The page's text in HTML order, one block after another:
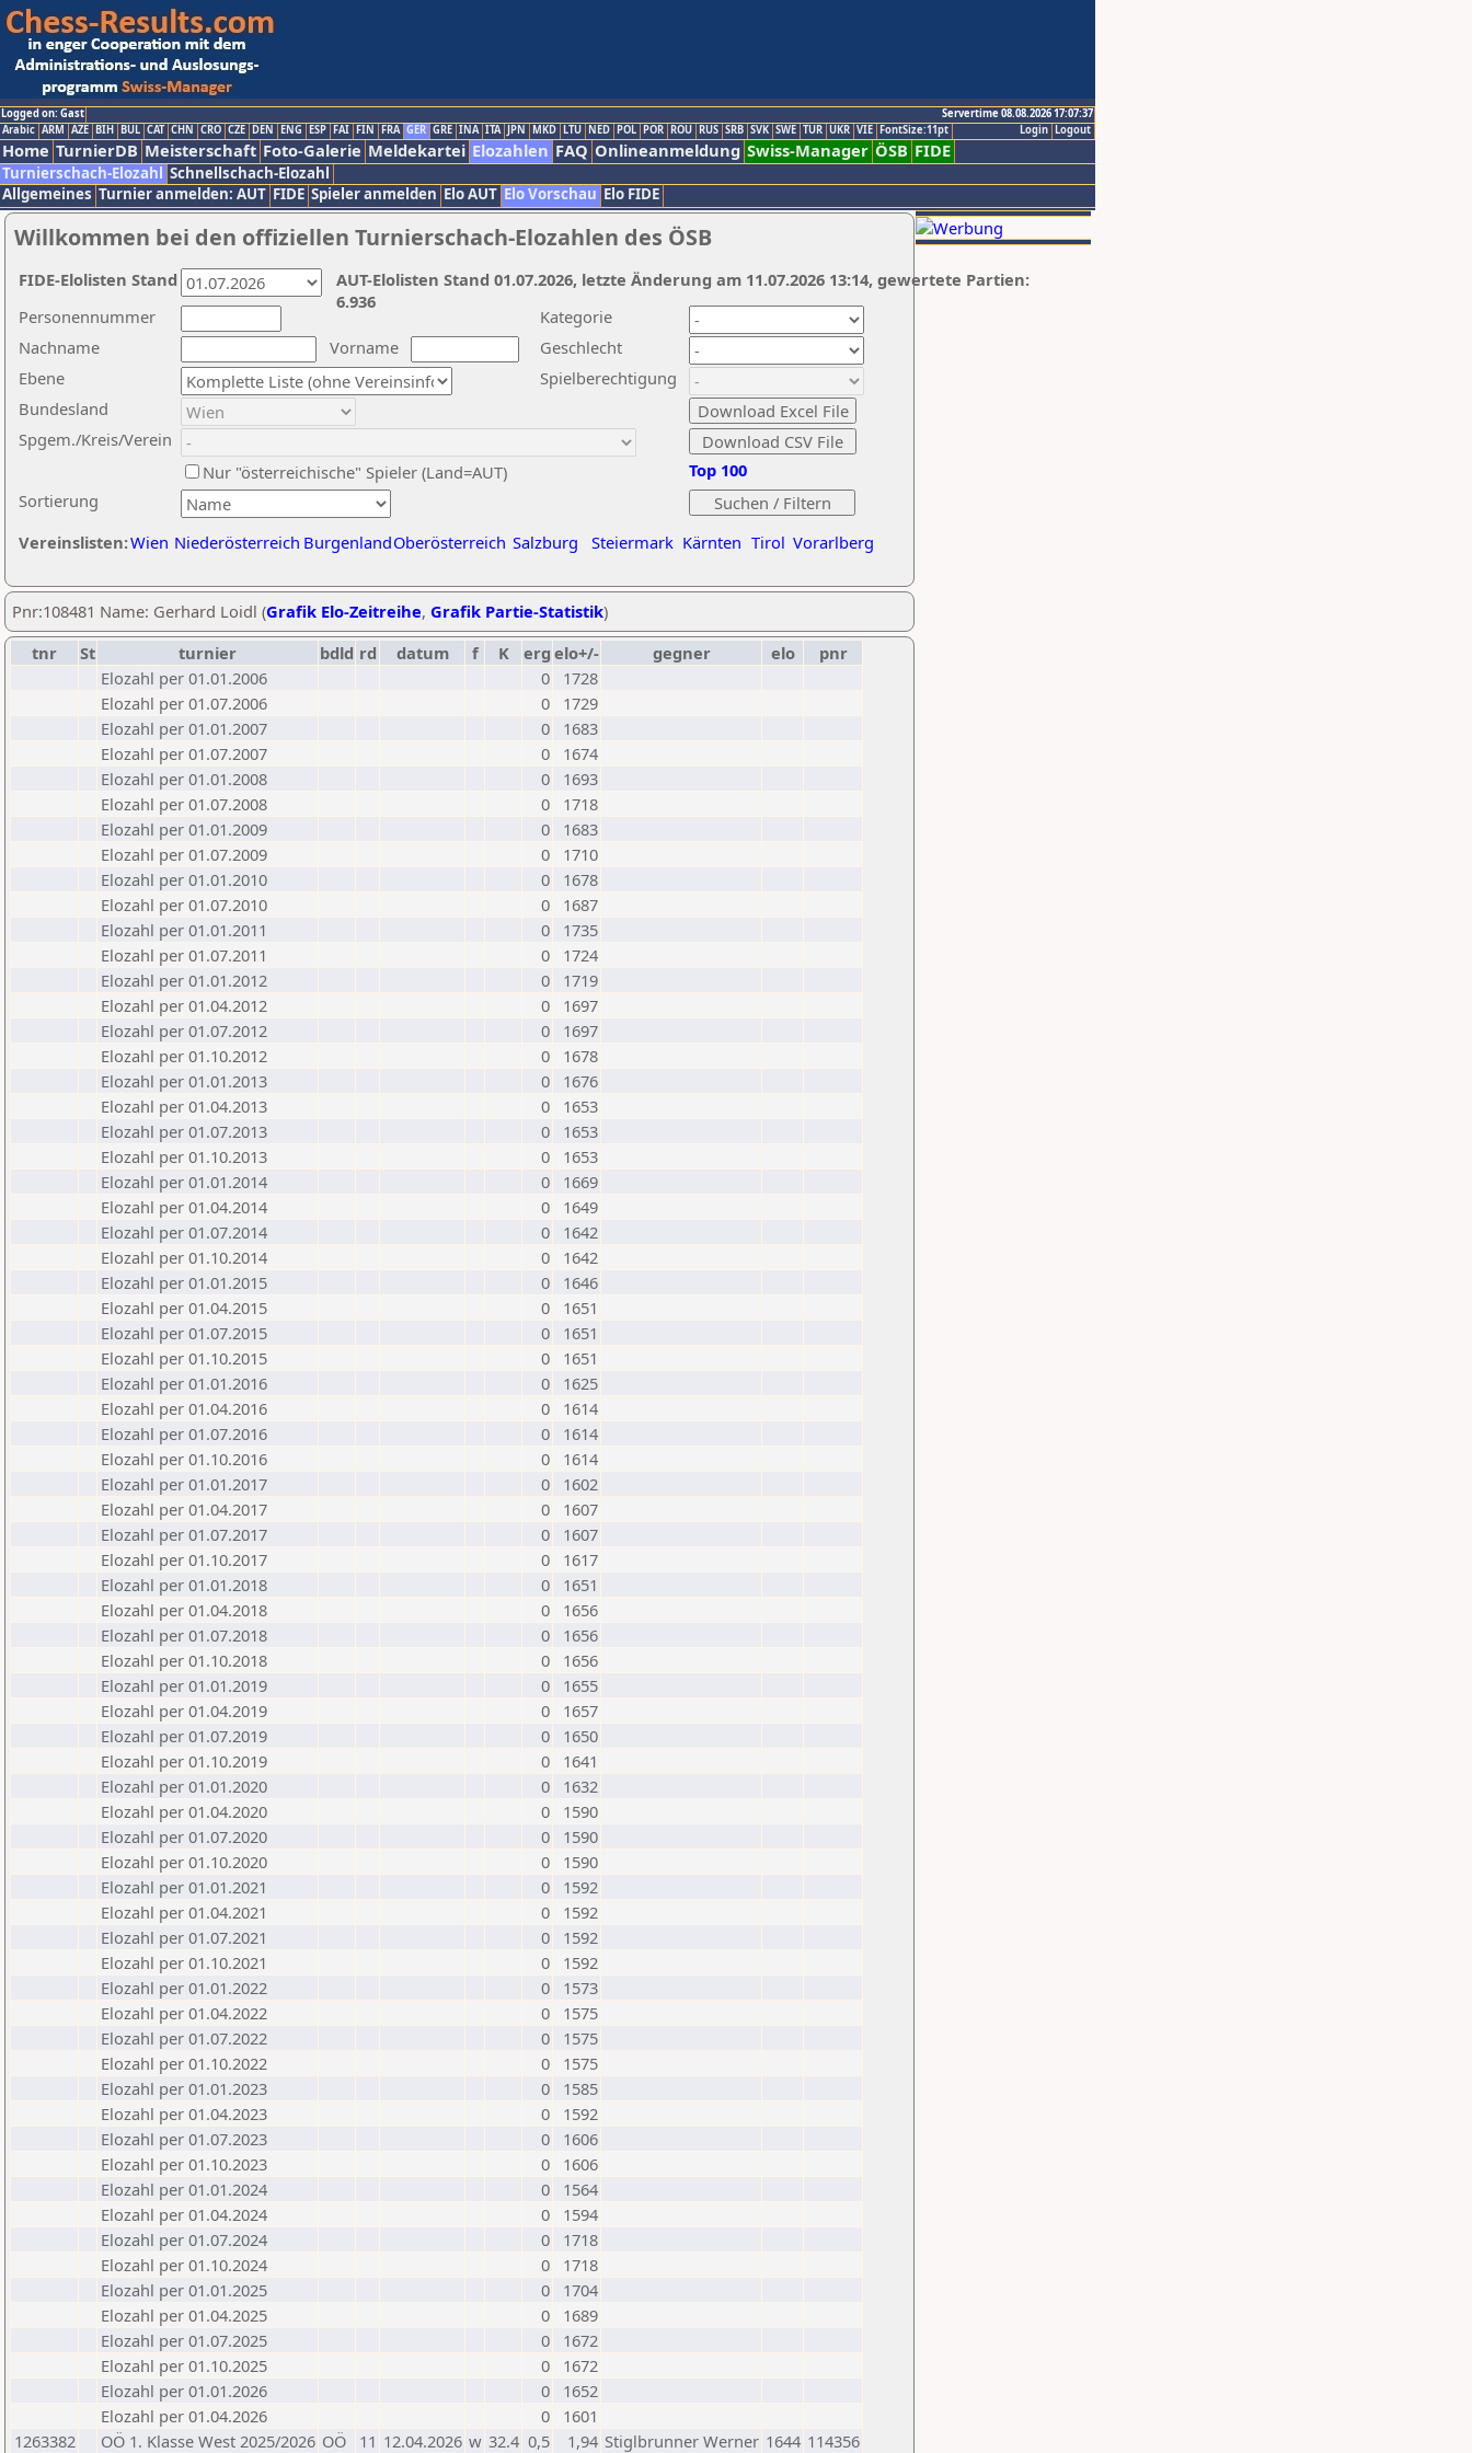
Logged on: Gast
Servertime 08.08.2026 17:07:37
Logout
Login
Arabic ARM AZE BIH BUL CAT CHN CRO CZE DEN ENG ESP FAI FIN FRA GER GRE INA ITA JPN MKD LTU NED POL POR ROU RUS SRB SVK SWE TUR UKR VIE FontSize:11pt
Home TurnierDB Meisterschaft Foto-Galerie Meldekartei Elozahlen FAQ Onlineanmeldung Swiss-Manager ÖSB FIDE
Turnierschach-Elozahl Schnellschach-Elozahl
Allgemeines Turnier anmelden: AUT FIDE Spieler anmelden Elo AUT Elo Vorschau Elo FIDE
Willkommen bei den offiziellen Turnierschach-Elozahlen des ÖSB
Nachname
Vorname
Ebene
Kategorie
Sortierung
Personennummer
Bundesland
Spgem./Kreis/Verein
Geschlecht
Nur "österreichische" Spieler (Land=AUT)
Spielberechtigung
Vereinslisten:Wien Niederösterreich BurgenlandOberösterreich Salzburg Steiermark Kärnten Tirol Vorarlberg
Top 100
AUT-Elolisten Stand 01.07.2026, letzte Änderung am 11.07.2026 13:14, gewertete Partien:
6.936
FIDE-Elolisten Stand
Pnr:108481 Name: Gerhard Loidl (Grafik Elo-Zeitreihe, Grafik Partie-Statistik)
tnr
St turnier bdld rd datum f K erg elo+/- gegner elo
pnr
Elozahl per 01.01.2006
0
1728
Elozahl per 01.07.2006
0
1729
Elozahl per 01.01.2007
0
1683
Elozahl per 01.07.2007
0
1674
Elozahl per 01.01.2008
0
1693
Elozahl per 01.07.2008
0
1718
Elozahl per 01.01.2009
0
1683
Elozahl per 01.07.2009
0
1710
Elozahl per 01.01.2010
0
1678
Elozahl per 01.07.2010
0
1687
Elozahl per 01.01.2011
0
1735
Elozahl per 01.07.2011
0
1724
Elozahl per 01.01.2012
0
1719
Elozahl per 01.04.2012
0
1697
Elozahl per 01.07.2012
0
1697
Elozahl per 01.10.2012
0
1678
Elozahl per 01.01.2013
0
1676
Elozahl per 01.04.2013
0
1653
Elozahl per 01.07.2013
0
1653
Elozahl per 01.10.2013
0
1653
Elozahl per 01.01.2014
0
1669
Elozahl per 01.04.2014
0
1649
Elozahl per 01.07.2014
0
1642
Elozahl per 01.10.2014
0
1642
Elozahl per 01.01.2015
0
1646
Elozahl per 01.04.2015
0
1651
Elozahl per 01.07.2015
0
1651
Elozahl per 01.10.2015
0
1651
Elozahl per 01.01.2016
0
1625
Elozahl per 01.04.2016
0
1614
Elozahl per 01.07.2016
0
1614
Elozahl per 01.10.2016
0
1614
Elozahl per 01.01.2017
0
1602
Elozahl per 01.04.2017
0
1607
Elozahl per 01.07.2017
0
1607
Elozahl per 01.10.2017
0
1617
Elozahl per 01.01.2018
0
1651
Elozahl per 01.04.2018
0
1656
Elozahl per 01.07.2018
0
1656
Elozahl per 01.10.2018
0
1656
Elozahl per 01.01.2019
0
1655
Elozahl per 01.04.2019
0
1657
Elozahl per 01.07.2019
0
1650
Elozahl per 01.10.2019
0
1641
Elozahl per 01.01.2020
0
1632
Elozahl per 01.04.2020
0
1590
Elozahl per 01.07.2020
0
1590
Elozahl per 01.10.2020
0
1590
Elozahl per 01.01.2021
0
1592
Elozahl per 01.04.2021
0
1592
Elozahl per 01.07.2021
0
1592
Elozahl per 01.10.2021
0
1592
Elozahl per 01.01.2022
0
1573
Elozahl per 01.04.2022
0
1575
Elozahl per 01.07.2022
0
1575
Elozahl per 01.10.2022
0
1575
Elozahl per 01.01.2023
0
1585
Elozahl per 01.04.2023
0
1592
Elozahl per 01.07.2023
0
1606
Elozahl per 01.10.2023
0
1606
Elozahl per 01.01.2024
0
1564
Elozahl per 01.04.2024
0
1594
Elozahl per 01.07.2024
0
1718
Elozahl per 01.10.2024
0
1718
Elozahl per 01.01.2025
0
1704
Elozahl per 01.04.2025
0
1689
Elozahl per 01.07.2025
0
1672
Elozahl per 01.10.2025
0
1672
Elozahl per 01.01.2026
0
1652
Elozahl per 01.04.2026
0
1601
1263382
OÖ 1. Klasse West 2025/2026 OÖ 11 12.04.2026 w 32.4 0,5 1,94 Stiglbrunner Werner 1644 114356